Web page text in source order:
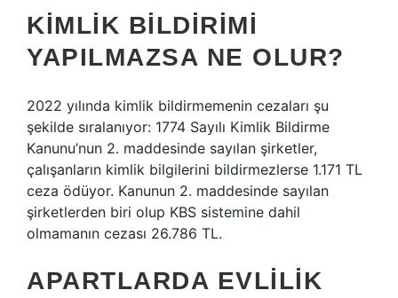
KIMLIK BILDIRIMI
YAPILMAZSA NE OLUR?
2022 yılında kimlik bildirmemenin cezaları şu
şekilde sıralanıyor: 1774 Sayılı Kimlik Bildirme
Kanunu’nun 2. maddesinde sayılan şirketler,
çalışanların kimlik bilgilerini bildirmezlerse 1.171 TL
ceza ödüyor. Kanunun 2. maddesinde sayılan
şirketlerden biri olup KBS sistemine dahil
olmamanın cezası 26.786 TL.
APARTLARDA EVLILIK